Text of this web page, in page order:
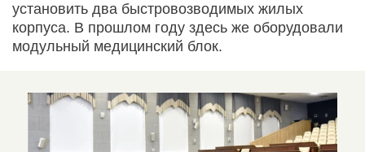
установить два быстровозводимых жилых
корпуса. В прошлом году здесь же оборудовали
модульный медицинский блок.